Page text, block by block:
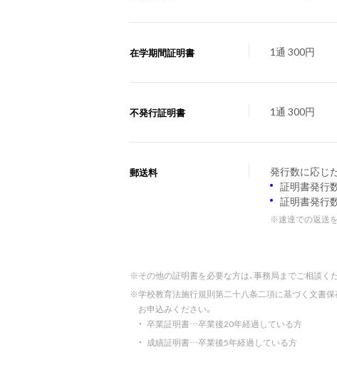
在学期間証明書 1通 300円
不発行証明書 1通 300円
郵送料
発行数に応じ
証明書発行
証明書発行
※速達での返送
※その他の証明書を必要な方は、事務局までご相談く
※学校教育法施行規則第二十八条二項に基づく文書
お申込みください。
・ 卒業証明書…卒業後20年経過している方
・ 成績証明書…卒業後5年経過している方